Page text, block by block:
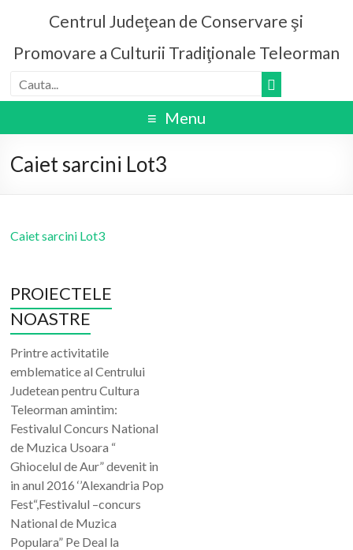
Centrul Judeţean de Conservare şi
Promovare a Culturii Tradiţionale Teleorman
Menu
Caiet sarcini Lot3
Caiet sarcini Lot3
PROIECTELE
NOASTRE
Printre activitatile
emblematice al Centrului
Judetean pentru Cultura
Teleorman amintim:
Festivalul Concurs National
de Muzica Usoara “
Ghiocelul de Aur” devenit in
in anul 2016 ‘’Alexandria Pop
Fest“,Festivalul –concurs
National de Muzica
Populara” Pe Deal la